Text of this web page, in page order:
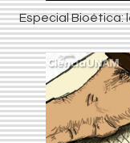
Especial Bioética: